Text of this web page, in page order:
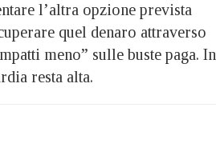
l’altra opzione prevista
quel denaro attraverso
meno” sulle buste paga. In
resta alta.